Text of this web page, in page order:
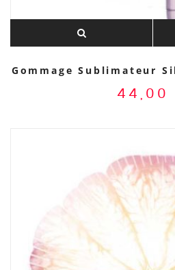
Gommage Sublimateur
44,00